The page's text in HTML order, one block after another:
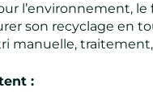
l’environnement,
son recyclage en
manuelle,
: